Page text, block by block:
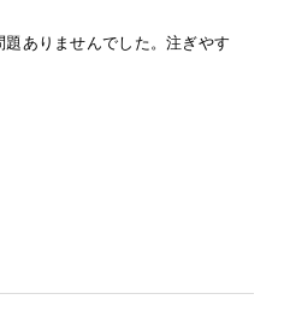
ありませんでした。注ぎやす